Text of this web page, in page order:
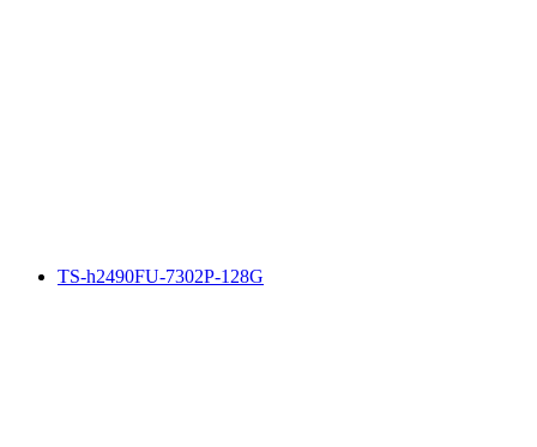
TS-h2490FU-7302P-128G